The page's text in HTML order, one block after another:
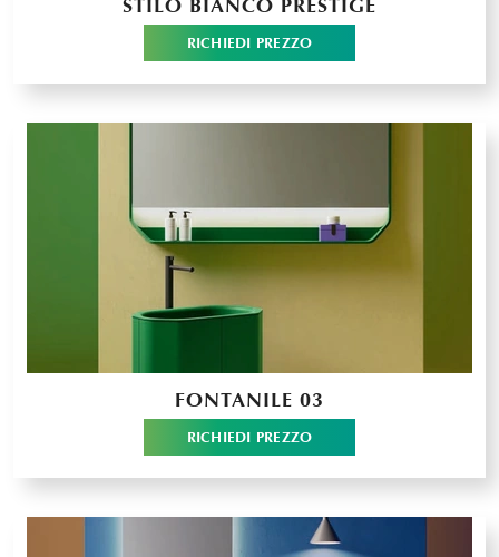
STILO BIANCO PRESTIGE
RICHIEDI PREZZO
FONTANILE 03
RICHIEDI PREZZO